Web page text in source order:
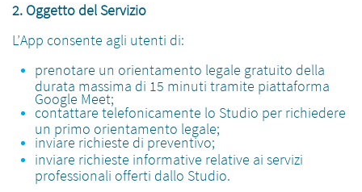
2. Oggetto del Servizio
L’App consente agli utenti di:
prenotare un orientamento legale gratuito della
durata massima di 15 minuti tramite piattaforma
Google Meet;
contattare telefonicamente lo Studio per richiedere
un primo orientamento legale;
inviare richieste di preventivo;
inviare richieste informative relative ai servizi
professionali offerti dallo Studio.